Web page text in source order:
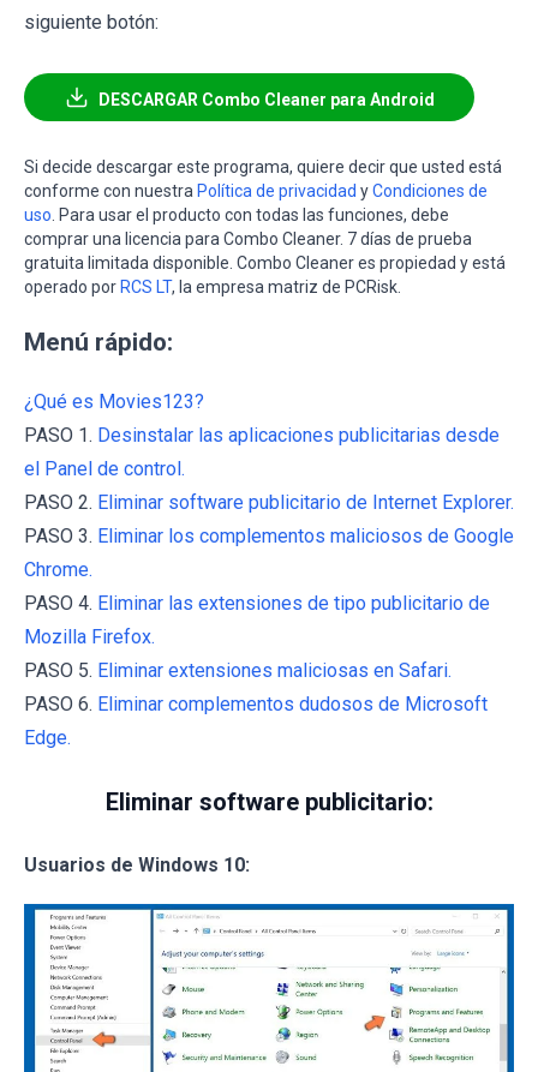
siguiente botón:
DESCARGAR Combo Cleaner para Android
Si decide descargar este programa, quiere decir que usted está
conforme con nuestra Política de privacidad yCondiciones de
uso . Para usar el producto con todas las funciones, debe
comprar una licencia para Combo Cleaner. 7 días de prueba
gratuita limitada disponible. Combo Cleaner es propiedad y está
operado por RCS LT, la empresa matriz de PCRisk.
Menú rápido:
¿Qué es Movies123?
PASO 1. Desinstalar las aplicaciones publicitarias desde
el Panel de control.
PASO 2. Eliminar software publicitario de Internet Explorer.
PASO 3. Eliminar los complementos maliciosos de Google
Chrome.
PASO 4. Eliminar las extensiones de tipo publicitario de
Mozilla Firefox.
PASO 5. Eliminar extensiones maliciosas en Safari.
PASO 6. Eliminar complementos dudosos de Microsoft
Edge.
Eliminar software publicitario:
Usuarios de Windows 10: